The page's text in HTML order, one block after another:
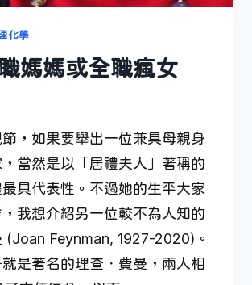
化學
媽媽或全職瘋女
，如果要舉出一位兼具母親身
當然是以「居禮夫人」著稱的
具代表性。不過她的生平大家
我想介紹另一位較不為人知的
(Joan Feynman, 1927-2020)。
是著名的理查．費曼，兩人相